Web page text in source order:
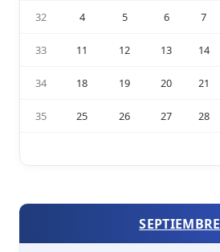
32 4 5 6 7
33 11 12 13 14
34 18 19 20 21
35 25 26 27 28
SEPTIEMBRE